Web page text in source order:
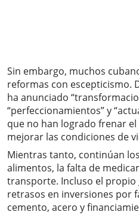
Sin embargo, muchos
reformas con escepticismo.
ha anunciado
“perfeccionamientos” y
que no han logrado frenar
mejorar las condiciones de
Mientras tanto, continúan
alimentos, la falta de
transporte. Incluso el
retrasos en inversiones por
cemento, acero y